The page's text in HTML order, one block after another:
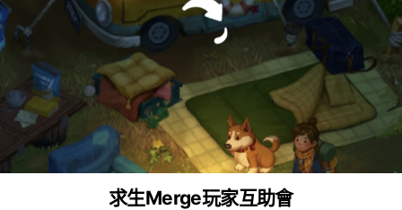
求生Merge玩家互助會